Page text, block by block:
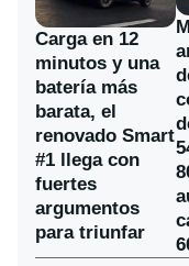
Carga en 12
minutos y una
batería más
barata, el
renovado Smart
#1 llega con
fuertes
argumentos
para triunfar